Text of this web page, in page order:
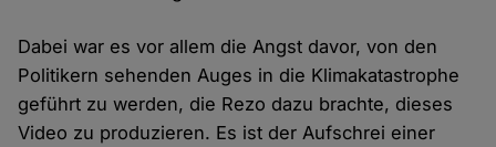
Dabei war es vor allem die Angst davor, von den
Politikern sehenden Auges in die Klimakatastrophe
geführt zu werden, die Rezo dazu brachte, dieses
Video zu produzieren. Es ist der Aufschrei einer